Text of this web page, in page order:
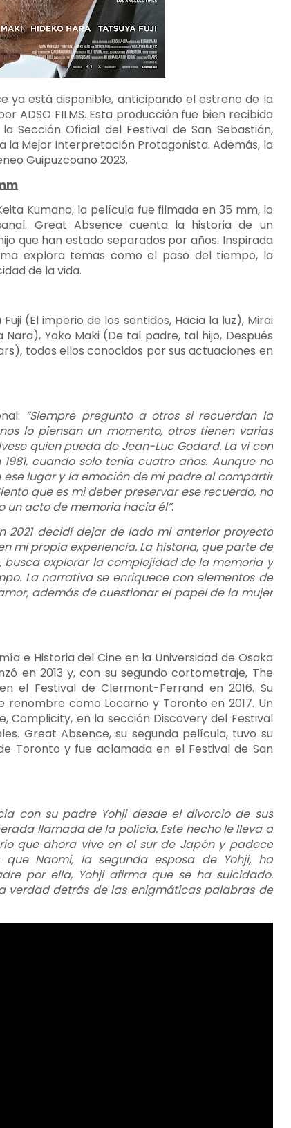
ya está disponible, anticipando el estreno de la
ADSO FILMS. Esta producción fue bien recibida
Sección Oficial del Festival de San Sebastián,
la Mejor Interpretación Protagonista. Además, la
Guipuzcoano 2023.
Kumano, la película fue filmada en 35 mm, lo
Great Absence cuenta la historia de un
que han estado separados por años. Inspirada
explora temas como el paso del tiempo, la
de la vida.
(El imperio de los sentidos, Hacia la luz), Mirai
Yoko Maki (De tal padre, tal hijo, Después
todos ellos conocidos por sus actuaciones en
“Siempre pregunto a otros si recuerdan la
lo piensan un momento, otros tienen varias
quien pueda de Jean-Luc Godard. La vi con
cuando solo tenía cuatro años. Aunque no
lugar y la emoción de mi padre al compartir
que es mi deber preservar ese recuerdo, no
un acto de memoria hacia él”.
2021 decidí dejar de lado mi anterior proyecto
mi propia experiencia. La historia, que parte de
explorar la complejidad de la memoria y
La narrativa se enriquece con elementos de
además de cuestionar el papel de la mujer
e Historia del Cine en la Universidad de Osaka
en 2013 y, con su segundo cortometraje, The
el Festival de Clermont-Ferrand en 2016. Su
como Locarno y Toronto en 2017. Un
Complicity, en la sección Discovery del Festival
Great Absence, su segunda película, tuvo su
Toronto y fue aclamada en el Festival de San
con su padre Yohji desde el divorcio de sus
llamada de la policía. Este hecho le lleva a
que ahora vive en el sur de Japón y padece
Naomi, la segunda esposa de Yohji, ha
por ella, Yohji afirma que se ha suicidado.
verdad detrás de las enigmáticas palabras de